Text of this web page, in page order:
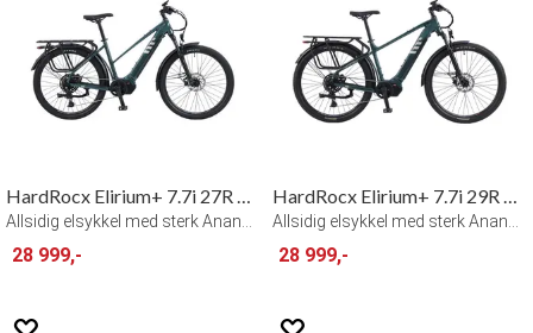
HardRocx Elirium+ 7.7i 27R MS
28 999,-
HardRocx Elirium+ 7.7i 29R Herre
28 999,-